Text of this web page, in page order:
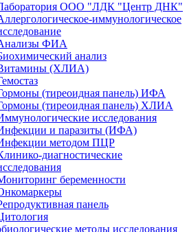
ООО "ЛДК "Центр ДНК"
иммунологическое
ФИА
анализ
(ХЛИА)
(тиреоидная панель) ИФА
(тиреоидная панель) ХЛИА
исследования
и паразиты (ИФА)
методом ПЦР
диагностические
беременности
панель
методы исследования